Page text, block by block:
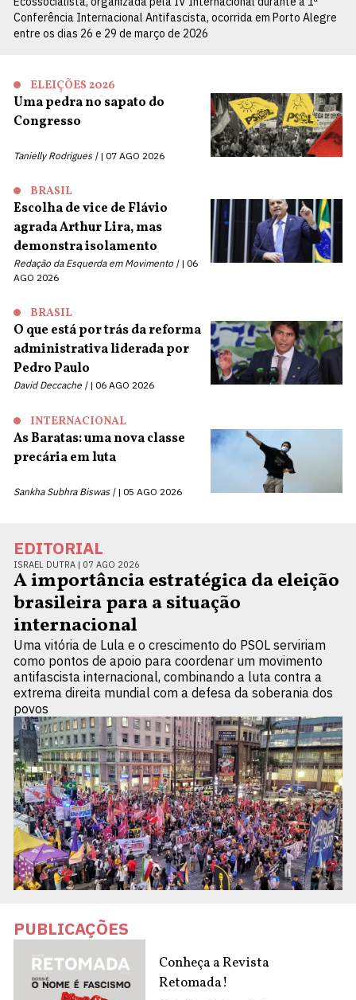
Conferência Internacional Antifascista, ocorrida em Porto Alegre
entre os dias 26 e 29 de março de 2026
ELEIÇÕES 2026
Uma pedra no sapato do
Congresso
Tanielly Rodrigues | 07 AGO 2026
BRASIL
Escolha de vice de Flávio
agrada Arthur Lira, mas
demonstra isolamento
Redação da Esquerda em Movimento |
06
AGO 2026
BRASIL
O que está por trás da reforma
administrativa liderada por
Pedro Paulo
David Deccache | 06 AGO 2026
INTERNACIONAL
As Baratas: uma nova classe
precária em luta
Sankha Subhra Biswas | 05 AGO 2026
EDITORIAL
ISRAEL DUTRA | 07 AGO 2026
A importância estratégica da eleição
brasileira para a situação
internacional
Uma vitória de Lula e o crescimento do PSOL serviriam
como pontos de apoio para coordenar um movimento
antifascista internacional, combinando a luta contra a
extrema direita mundial com a defesa da soberania dos
povos
PUBLICAÇÕES
Conheça a Revista
Retomada!